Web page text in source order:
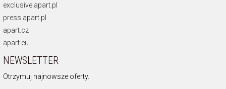
exclusive.apart.pl
press.apart.pl
apart.cz
apart.eu
NEWSLETTER
Otrzymuj najnowsze oferty.